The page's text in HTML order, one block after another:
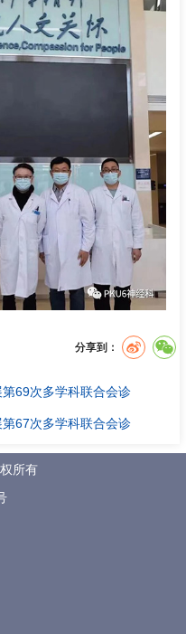
分享到：
69次多学科联合会诊
67次多学科联合会诊
所有